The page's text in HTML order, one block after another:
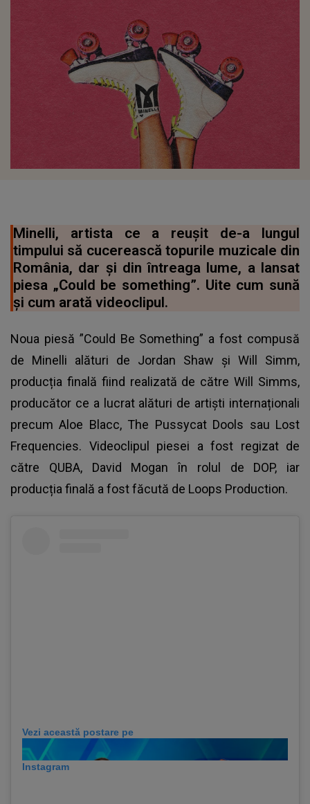
Minelli, artista ce a reușit de-a lungul
timpului să cucerească topurile muzicale din
România, dar și din întreaga lume, a lansat
piesa „Could be something”. Uite cum sună
și cum arată videoclipul.
Noua piesă ”Could Be Something” a fost compusă
de Minelli alături de Jordan Shaw și Will Simm,
producția finală fiind realizată de către Will Simms,
producător ce a lucrat alături de artiști internaționali
precum Aloe Blacc, The Pussycat Dools sau Lost
Frequencies. Videoclipul piesei a fost regizat de
către QUBA, David Mogan în rolul de DOP, iar
producția finală a fost făcută de Loops Production.
Vezi această postare pe
Instagram